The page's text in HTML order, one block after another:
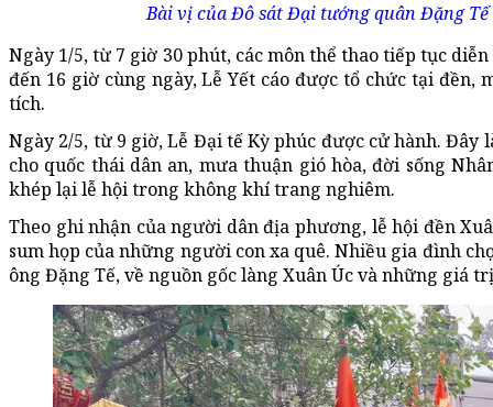
Bài vị của Đô sát Đại tướng quân Đặng
Ngày 1/5, từ 7 giờ 30 phút, các môn thể thao tiếp tục
đến 16 giờ cùng ngày, Lễ Yết cáo được tổ chức tại
tích.
Ngày 2/5, từ 9 giờ, Lễ Đại tế Kỳ phúc được cử hành.
cho quốc thái dân an, mưa thuận gió hòa, đời sống
khép lại lễ hội trong không khí trang nghiêm.
Theo ghi nhận của người dân địa phương, lễ hội đền
sum họp của những người con xa quê. Nhiều gia đình
ông Đặng Tế, về nguồn gốc làng Xuân Úc và những giá